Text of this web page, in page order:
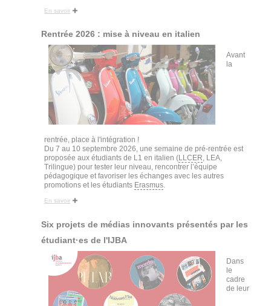
En savoir
Rentrée 2026 : mise à niveau en italien
Avant
la
rentrée, place à l'intégration !
Du 7 au 10 septembre 2026, une semaine de pré-rentrée est
proposée aux étudiants de L1 en italien (LLCER, LEA,
Trilingue) pour tester leur niveau, rencontrer l’équipe
pédagogique et favoriser les échanges avec les autres
promotions et les étudiants Erasmus.
En savoir
Six projets de médias innovants présentés par les
étudiant·es de l'IJBA
Dans
le
cadre
de leur